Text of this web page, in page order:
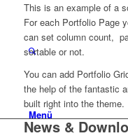
Menü
This is an example of a
For each Portfolio Page
can set column count,
sortable or not.
You can add Portfolio
the help of the fantastic
built right into the theme.
News &